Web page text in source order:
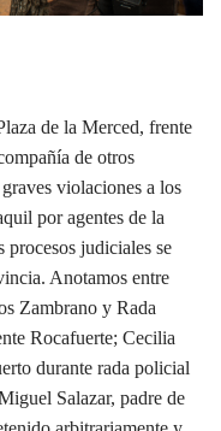
de la Merced, frente
de otros
violaciones a los
por agentes de la
judiciales se
Anotamos entre
Zambrano y Rada
Rocafuerte; Cecilia
durante rada policial
Salazar, padre de